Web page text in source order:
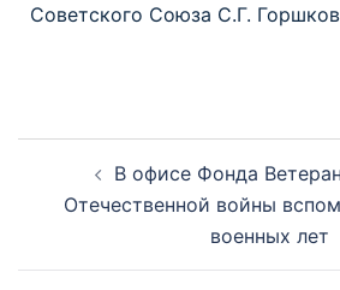
Советского Союза С.Г.
В офисе Фонда
Отечественной войны
военных лет